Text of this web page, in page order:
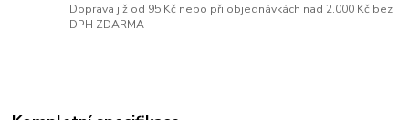
Doprava již od 95 Kč nebo při objednávkách nad 2.000 Kč bez
DPH ZDARMA